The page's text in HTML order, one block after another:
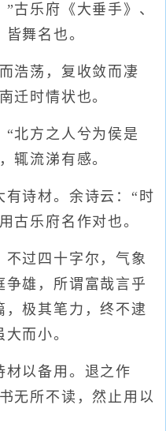
古乐府《大垂手》、
舞名也。
荡，复收敛而凄
迁时情状也。
方之人兮为侯是
辄流涕有感。
诗材。余诗云：“时
古乐府名作对也。
过四十字尔，气象
争雄，所谓富哉言乎
，极其笔力，终不逮
而小。
以备用。退之作
无所不读，然止用以